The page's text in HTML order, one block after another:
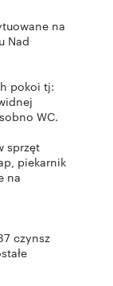
na
Nad
pokoi tj:
WC.
sprzęt
piekarnik
na
czynsz